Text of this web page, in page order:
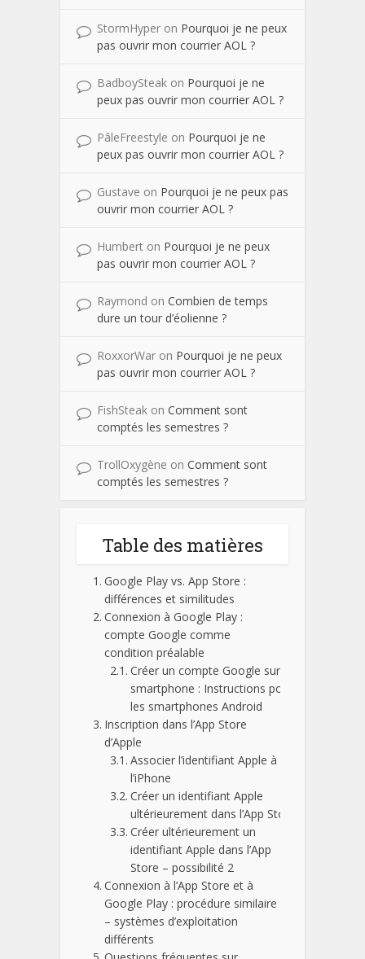
StormHyper on Pourquoi je ne peux
pas ouvrir mon courrier AOL ?
BadboySteak on Pourquoi je ne
peux pas ouvrir mon courrier AOL ?
PâleFreestyle on Pourquoi je ne
peux pas ouvrir mon courrier AOL ?
Gustave on Pourquoi je ne peux pas
ouvrir mon courrier AOL ?
Humbert on Pourquoi je ne peux
pas ouvrir mon courrier AOL ?
Raymond on Combien de temps
dure un tour d’éolienne ?
RoxxorWar on Pourquoi je ne peux
pas ouvrir mon courrier AOL ?
FishSteak on Comment sont
comptés les semestres ?
TrollOxygène on Comment sont
comptés les semestres ?
Table des matières
Google Play vs. App Store :
différences et similitudes
Connexion à Google Play :
compte Google comme
condition préalable
Créer un compte Google sur un
smartphone : Instructions pour
les smartphones Android
Inscription dans l’App Store
d’Apple
Associer l’identifiant Apple à
l’iPhone
Créer un identifiant Apple
ultérieurement dans l’App Store
Créer ultérieurement un
identifiant Apple dans l’App
Store – possibilité 2
Connexion à l’App Store et à
Google Play : procédure similaire
– systèmes d’exploitation
différents